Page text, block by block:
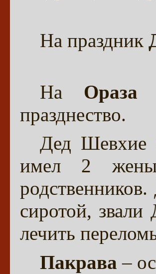
На праздник
На Ораза
празднество.
Дед Шевхие
имел 2
родственников.
сиротой,
лечить
Пакрава –